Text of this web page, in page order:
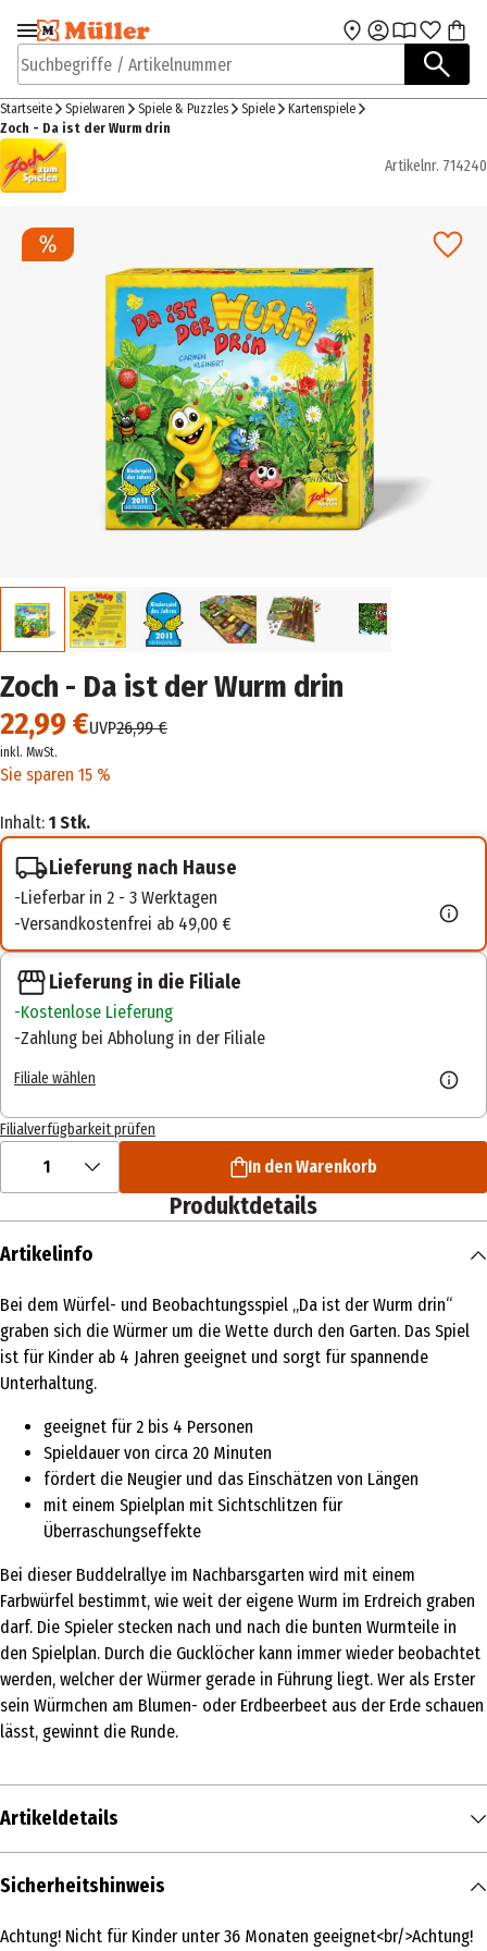
Zur Navigation
springen
Zum Hauptinhalt
Suchbegriffe / Artikelnummer
Startseite Spielwaren Spiele & Puzzles Spiele
Kartenspiele
Zoch - Da ist der Wurm drin
Artikelnr. 714240
Zoch - Da ist der Wurm drin
22,99 €UVP26,99 €
inkl. MwSt.
Sie sparen 15 %
Inhalt: 1 Stk.
Lieferung nach Hause
Lieferbar in 2 - 3 Werktagen
Versandkostenfrei ab 49,00 €
Lieferung in die Filiale
Kostenlose Lieferung
Zahlung bei Abholung in der Filiale
Filiale wählen
Filialverfügbarkeit prüfen
1 In den Warenkorb
Produktdetails
Artikelinfo
Bei dem Würfel- und Beobachtungsspiel „Da ist der Wurm drin“
graben sich die Würmer um die Wette durch den Garten. Das Spiel
ist für Kinder ab 4 Jahren geeignet und sorgt für spannende
Unterhaltung.
geeignet für 2 bis 4 Personen
Spieldauer von circa 20 Minuten
fördert die Neugier und das Einschätzen von Längen
mit einem Spielplan mit Sichtschlitzen für
Überraschungseffekte
Bei dieser Buddelrallye im Nachbarsgarten wird mit einem
Farbwürfel bestimmt, wie weit der eigene Wurm im Erdreich graben
darf. Die Spieler stecken nach und nach die bunten Wurmteile in
den Spielplan. Durch die Gucklöcher kann immer wieder beobachtet
werden, welcher der Würmer gerade in Führung liegt. Wer als Erster
sein Würmchen am Blumen- oder Erdbeerbeet aus der Erde schauen
lässt, gewinnt die Runde.
Artikeldetails
Inhalt
Sicherheitshinweis
Achtung! Nicht für Kinder unter 36 Monaten geeignet<br/>Achtung!